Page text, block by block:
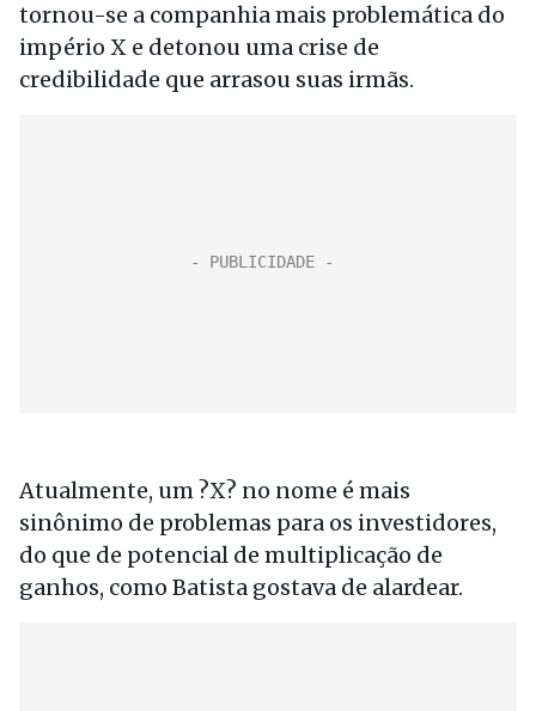
tornou-se a companhia mais problemática do
império X e detonou uma crise de
credibilidade que arrasou suas irmãs.
Atualmente, um ?X? no nome é mais
sinônimo de problemas para os investidores,
do que de potencial de multiplicação de
ganhos, como Batista gostava de alardear.